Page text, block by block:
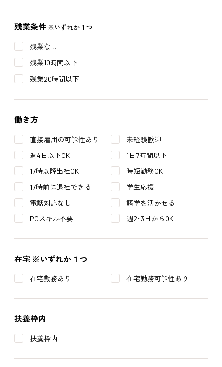
残業条件 ※いずれか１つ
残業なし
残業10時間以下
残業20時間以下
働き方
直接雇用の可能性あり
未経験歓迎
週4日以下OK
1日7時間以下
17時以降出社OK
時短勤務OK
17時前に退社できる
学生応援
電話対応なし
語学を活かせる
PCスキル不要
週2･3日からOK
在宅 ※いずれか１つ
在宅勤務あり 在宅勤務可能性あり
扶養枠内
扶養枠内